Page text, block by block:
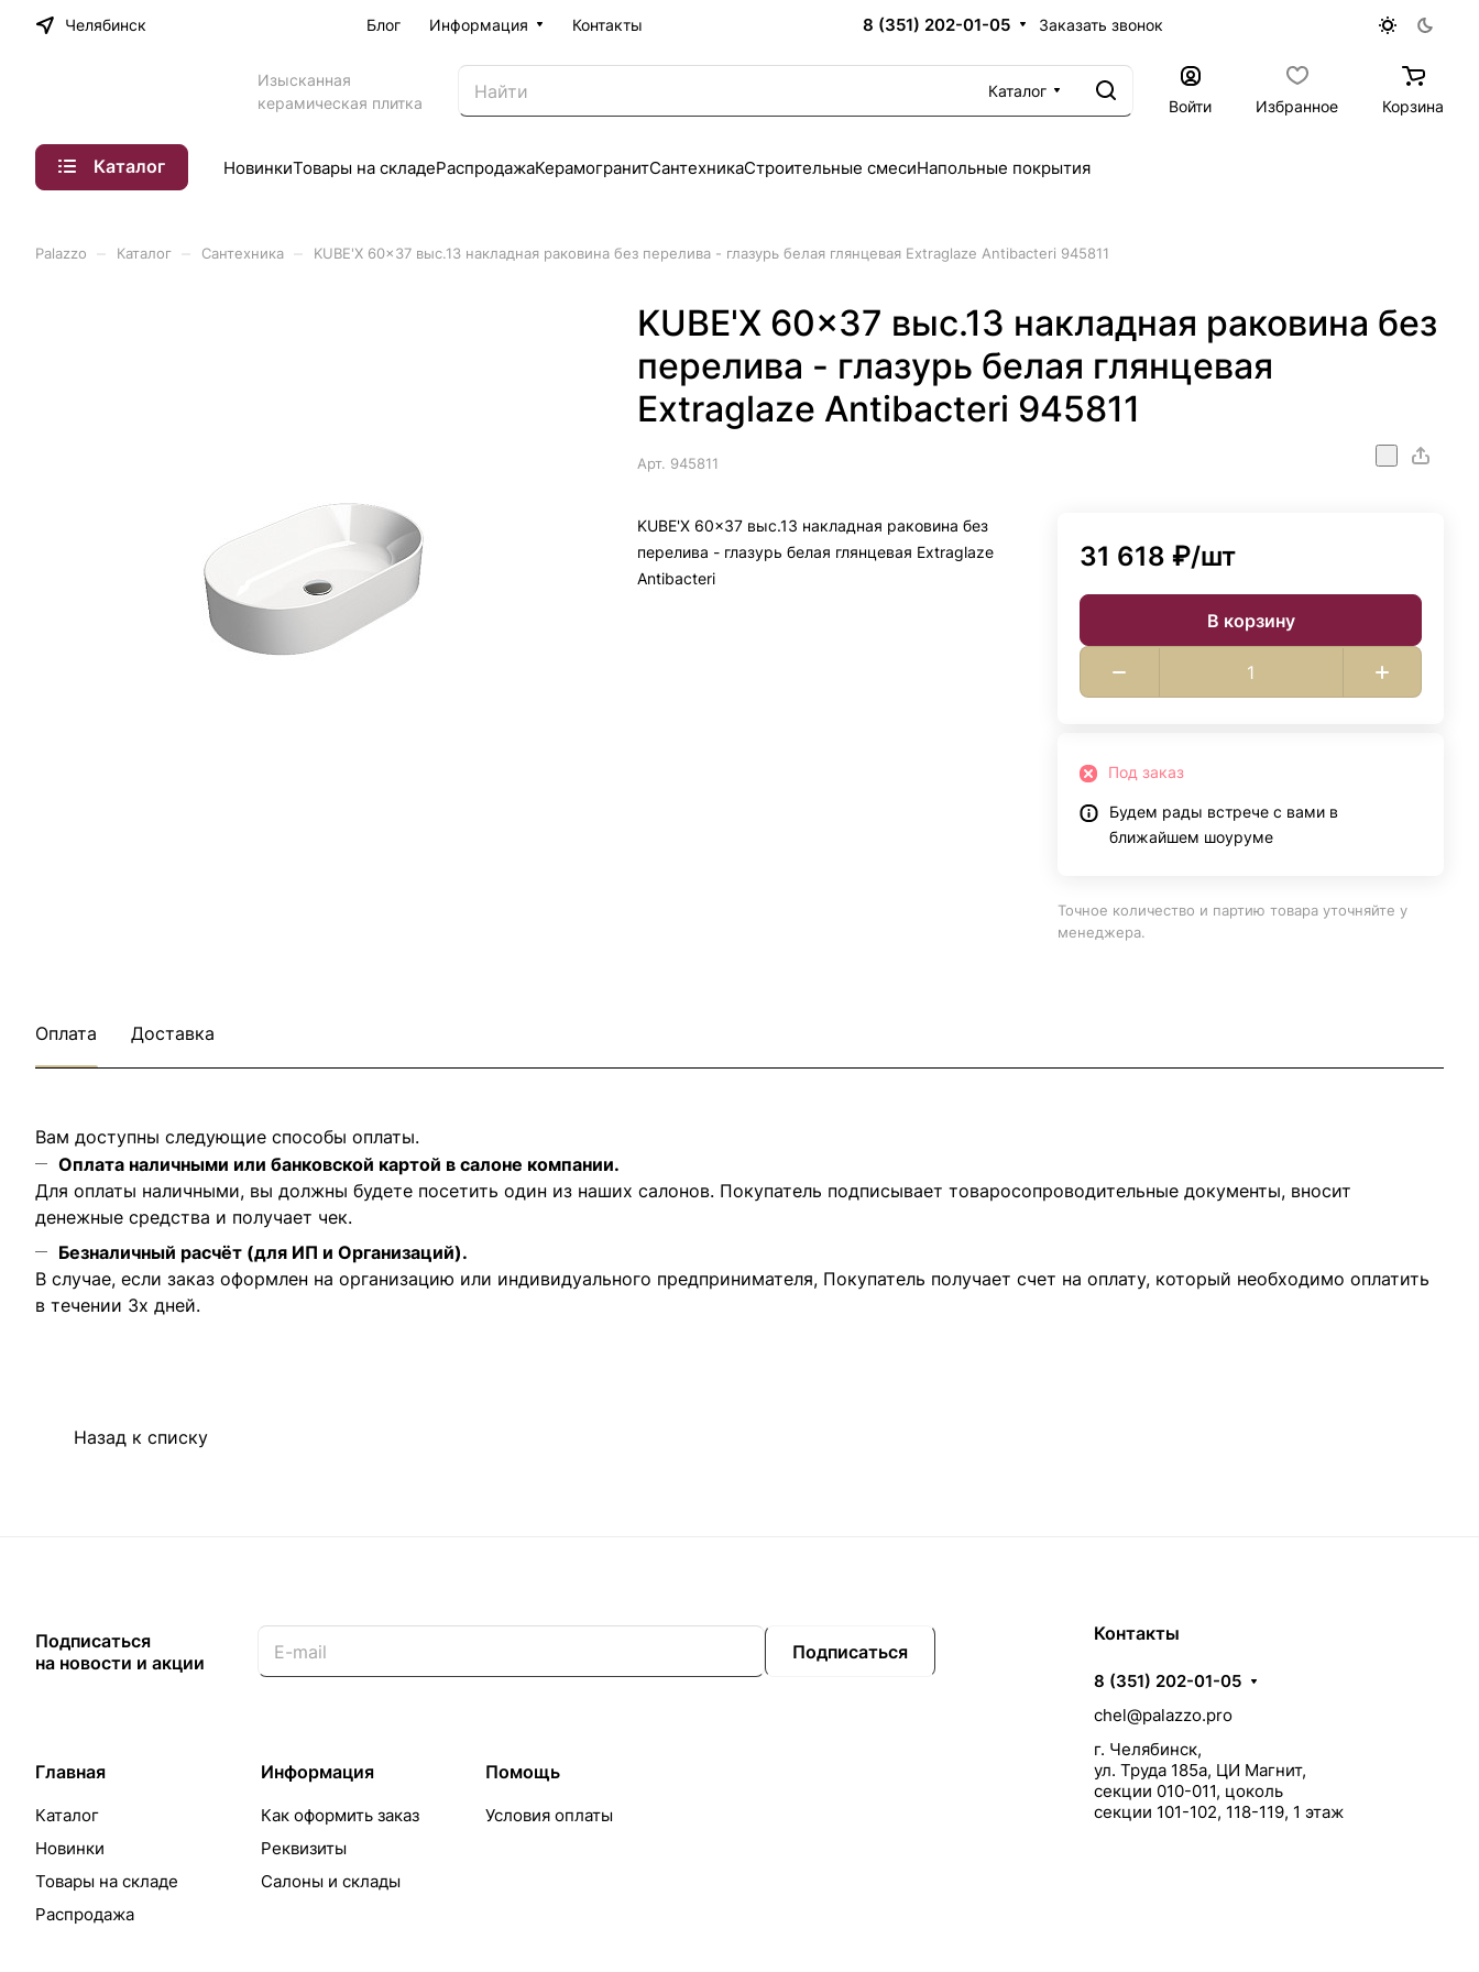
Челябинск Блог Информация Контакты 8 (351) 202-01-05 Заказать звонок
Изысканная
керамическая плитка
Каталог
Войти
Избранное Корзина
Каталог НовинкиТовары на складеРаспродажаКерамогранитСантехникаСтроительные смесиНапольные покрытия
Palazzo Каталог Сантехника KUBE'X 60x37 выс.13 накладная раковина без перелива - глазурь белая глянцевая Extraglaze Antibacteri 945811
KUBE'X 60x37 выс.13 накладная раковина без
перелива - глазурь белая глянцевая
Extraglaze Antibacteri 945811
Арт. 945811
KUBE'X 60x37 выс.13 накладная раковина без
перелива - глазурь белая глянцевая Extraglaze
Antibacteri
31 618 ₽/шт
В корзину
Под заказ
Будем рады встрече с вами в
ближайшем шоуруме
Точное количество и партию товара уточняйте у
менеджера.
Оплата Доставка
Вам доступны следующие способы оплаты.
Оплата наличными или банковской картой в салоне компании.
Для оплаты наличными, вы должны будете посетить один из наших салонов. Покупатель подписывает товаросопроводительные документы, вносит
денежные средства и получает чек.
Безналичный расчёт (для ИП и Организаций).
В случае, если заказ оформлен на организацию или индивидуального предпринимателя, Покупатель получает счет на оплату, который необходимо оплатить
в течении 3х дней.
Назад к списку
Подписаться
на новости и акции
Подписаться
Главная
Каталог
Новинки
Товары на складе
Распродажа
Информация
Как оформить заказ
Реквизиты
Салоны и склады
Помощь
Условия оплаты
Контакты
8 (351) 202-01-05
chel@palazzo.pro
г. Челябинск,
ул. Труда 185а, ЦИ Магнит,
секции 010-011, цоколь
секции 101-102, 118-119, 1 этаж